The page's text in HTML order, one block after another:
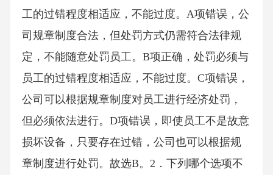
工的过错程度相适应，不能过度。A项错误，公
司规章制度合法，但处罚方式仍需符合法律规
定，不能随意处罚员工。B项正确，处罚必须与
员工的过错程度相适应，不能过度。C项错误，
公司可以根据规章制度对员工进行经济处罚，
但必须依法进行。D项错误，即使员工不是故意
损坏设备，只要存在过错，公司也可以根据规
章制度进行处罚。故选B。2．下列哪个选项不